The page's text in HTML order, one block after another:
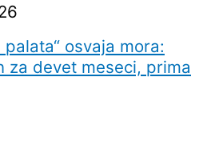
osvaja mora:
za devet meseci, prima